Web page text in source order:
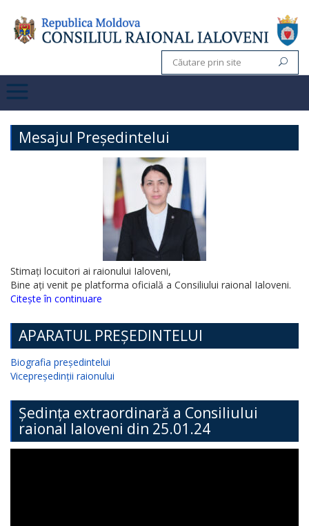
Mesajul Președintelui
Stimați locuitori ai raionului Ialoveni,
Bine ați venit pe platforma oficială a Consiliului raional Ialoveni.
Citește în continuare
APARATUL PREȘEDINTELUI
Biografia președintelui
Vicepreședinții raionului
Ședința extraordinară a Consiliului
raional Ialoveni din 25.01.24